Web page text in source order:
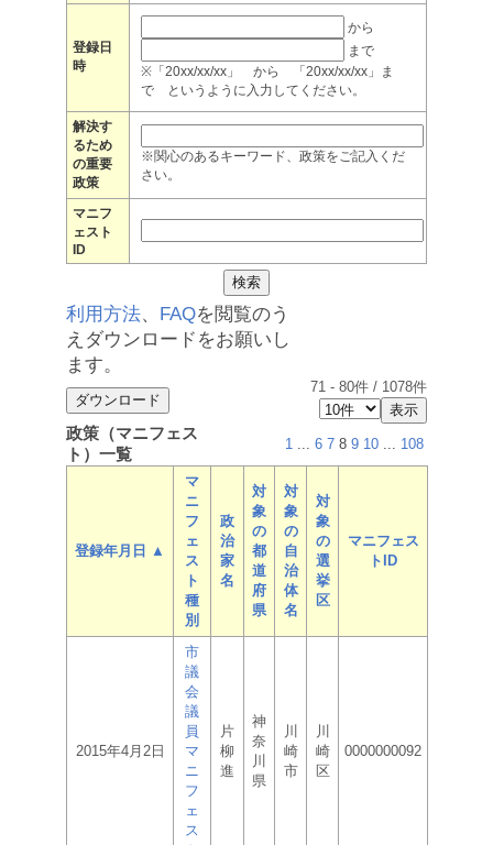
登録日
時
から
まで
※「20xx/xx/xx」 から 「20xx/xx/xx」ま
で というように入力してください。
解決す
るため
の重要
政策
※関心のあるキーワード、政策をご記入くだ
さい。
マニフ
ェスト
ID
利用方法、 FAQを閲覧のう
えダウンロードをお願いし
ます。
71 - 80件 / 1078件
政策（マニフェス
ト）一覧
1 ... 6 7 8 9 10 ... 108
登録年月日 ▲
マ
ニ
フ
ェ
ス
ト
種
別
政
治
家
名
対
象
の
都
道
府
県
対
象
の
自
治
体
名
対
象
の
選
挙
区
マニフェス
トID
2015年4月2日
市
議
会
議
員
マ
ニ
フ
ェ
ス
片
柳
進
神
奈
川
県
川
崎
市
川
崎
区
0000000092